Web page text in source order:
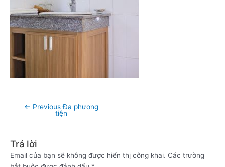
← Previous Đa phương
tiện
Trả lời
Email của bạn sẽ không được hiển thị công khai. Các trường